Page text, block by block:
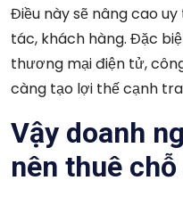
Điều này sẽ nâng cao
tác, khách hàng. Đặc
thương mại điện tử,
càng tạo lợi thế cạnh
Vậy doanh
nên thuê